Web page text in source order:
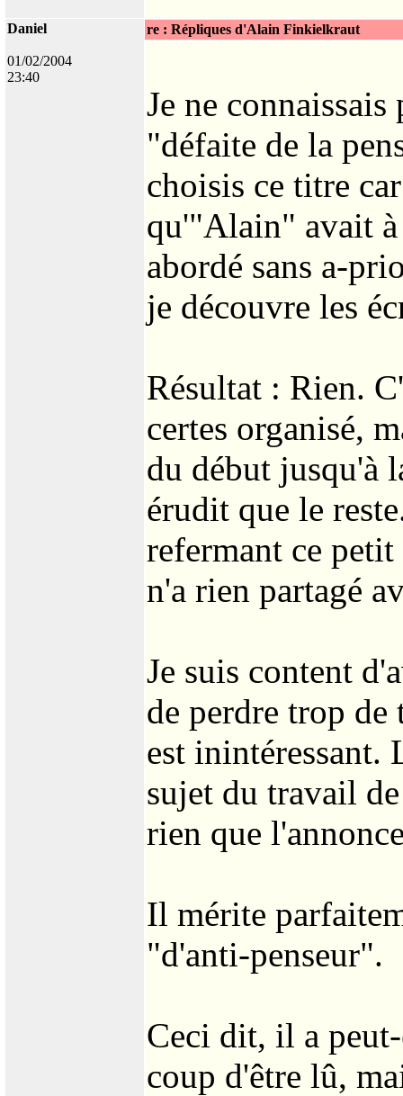
Daniel
01/02/2004
23:40
re : Répliques d'Alain Finkielkraut
Je ne
"défaite de la
choisis ce titre
qu'"Alain" avait à
abordé sans a-
je découvre les
Résultat : Rien.
certes organisé,
du début jusqu'à
érudit que le
refermant ce
n'a rien partagé
Je suis content
de perdre trop de
est inintéressant.
sujet du travail
rien que
Il mérite
"d'anti-penseur".
Ceci dit, il a
coup d'être lû,